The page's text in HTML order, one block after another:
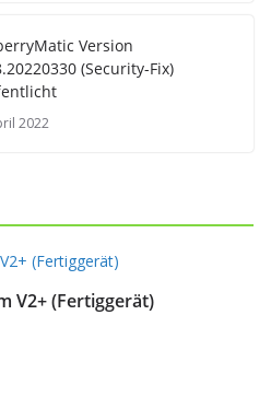
Version
(Security-Fix)
2022
V2+ (Fertiggerät)